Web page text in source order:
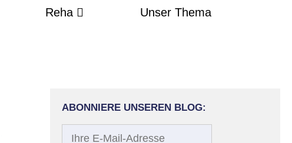
Reha Unser Thema
ABONNIERE UNSEREN BLOG: